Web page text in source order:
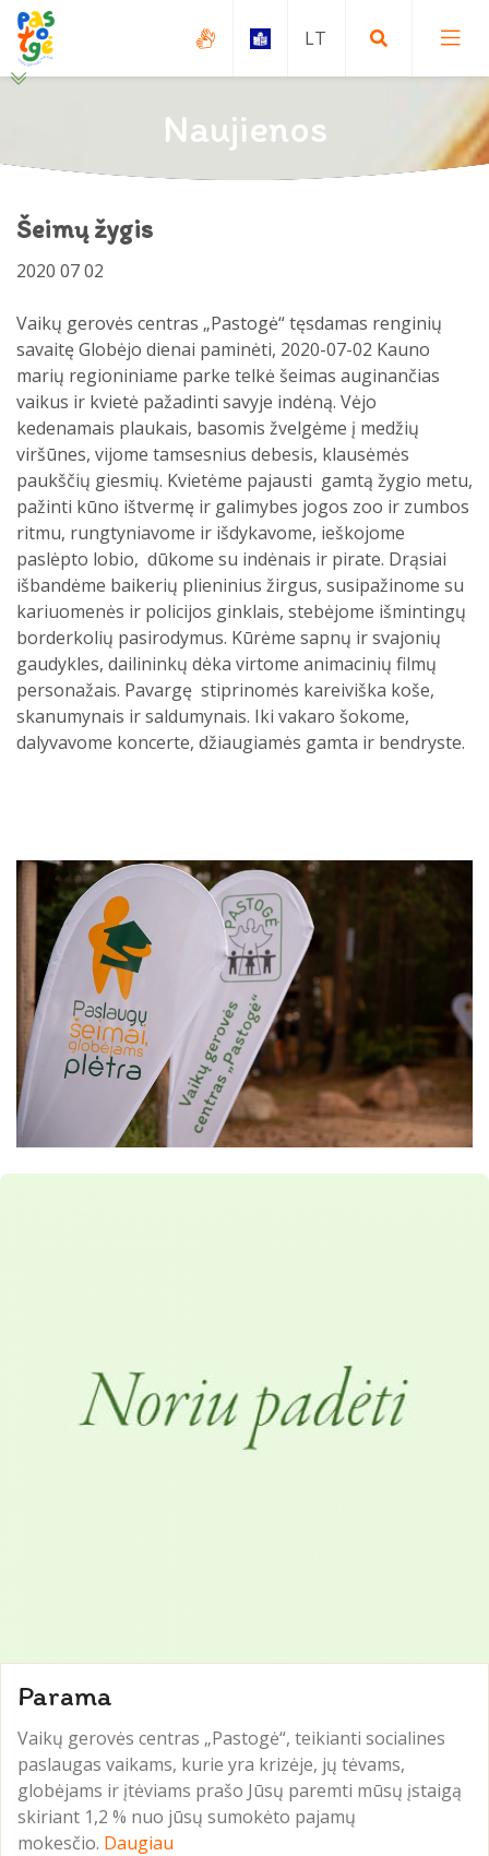
Apsisprendusiems globoti
Apsisprendusiems įsivaikinti
Paslaugos
Funkcijos
Globos centro įgyvendinami projektai
Teikiamos paslaugos
Grupinė terapija
Psichologo paslaugos
Metodinės priemonės
Paslaugos
Paslaugų gavimo tvarka
Specialistų komanda
Paslaugų kainos
Papildoma informacija
Projektai
Savanoriška globa (svečiavimasis)
Teisės aktai
Naujienos
Šeimų žygis
2020 07 02
Vaikų gerovės centras „Pastogė“ tęsdamas renginių
savaitę Globėjo dienai paminėti, 2020-07-02 Kauno
marių regioniniame parke telkė šeimas auginančias
vaikus ir kvietė pažadinti savyje indėną. Vėjo
kedenamais plaukais, basomis žvelgėme į medžių
viršūnes, vijome tamsesnius debesis, klausėmės
paukščių giesmių. Kvietėme pajausti gamtą žygio metu,
pažinti kūno ištvermę ir galimybes jogos zoo ir zumbos
ritmu, rungtyniavome ir išdykavome, ieškojome
paslėpto lobio, dūkome su indėnais ir pirate. Drąsiai
išbandėme baikerių plieninius žirgus, susipažinome su
kariuomenės ir policijos ginklais, stebėjome išmintingų
borderkolių pasirodymus. Kūrėme sapnų ir svajonių
gaudykles, dailininkų dėka virtome animacinių filmų
personažais. Pavargę stiprinomės kareiviška koše,
skanumynais ir saldumynais. Iki vakaro šokome,
dalyvavome koncerte, džiaugiamės gamta ir bendryste.
Parama
Vaikų gerovės centras „Pastogė“, teikianti socialines
paslaugas vaikams, kurie yra krizėje, jų tėvams,
globėjams ir įtėviams prašo Jūsų paremti mūsų įstaigą
skiriant 1,2 % nuo jūsų sumokėto pajamų
mokesčio. Daugiau